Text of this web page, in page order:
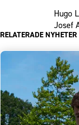
Hugo
Josef
RELATERADE NYHETER